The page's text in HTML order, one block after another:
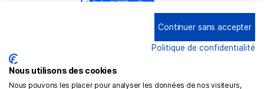
Conditions générales d'utilisation
Mention légales
Continuer sans accepter
Politique de confidentialité
Nous utilisons des cookies
Nous pouvons les placer pour analyser les données de nos visiteurs,